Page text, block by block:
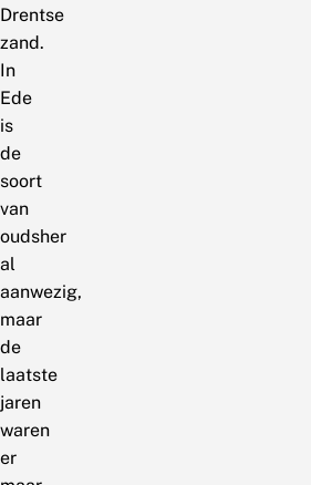
Drentse
zand.
In
Ede
is
de
soort
van
oudsher
al
aanwezig,
maar
de
laatste
jaren
waren
er